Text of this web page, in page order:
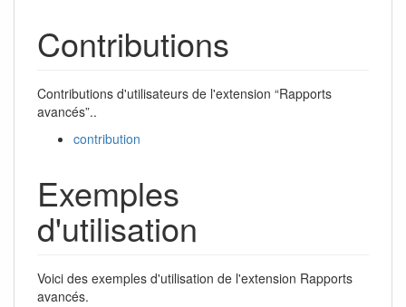
Contributions
Contributions d'utilisateurs de l'extension “Rapports
avancés”..
contribution
Exemples
d'utilisation
Voici des exemples d'utilisation de l'extension Rapports
avancés.